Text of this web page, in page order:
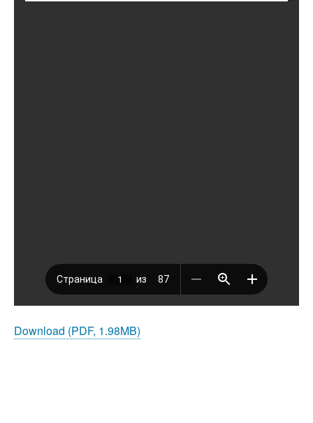
Download (PDF, 1.98MB)